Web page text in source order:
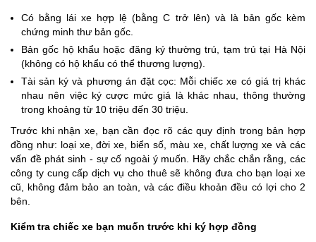
Có bằng lái xe hợp lệ (bằng C trở lên) và là bản gốc kèm
chứng minh thư bản gốc.
Bản gốc hộ khẩu hoặc đăng ký thường trú, tạm trú tại Hà Nội
(không có hộ khẩu có thể thương lượng).
Tài sản ký và phương án đặt cọc: Mỗi chiếc xe có giá trị khác
nhau nên việc ký cược mức giá là khác nhau, thông thường
trong khoảng từ 10 triệu đến 30 triệu.
Trước khi nhận xe, bạn cần đọc rõ các quy định trong bản hợp
đồng như: loại xe, đời xe, biển số, màu xe, chất lượng xe và các
vấn đề phát sinh - sự cố ngoài ý muốn. Hãy chắc chắn rằng, các
công ty cung cấp dịch vụ cho thuê sẽ không đưa cho bạn loại xe
cũ, không đảm bảo an toàn, và các điều khoản đều có lợi cho 2
bên.
Kiểm tra chiếc xe bạn muốn trước khi ký hợp đồng